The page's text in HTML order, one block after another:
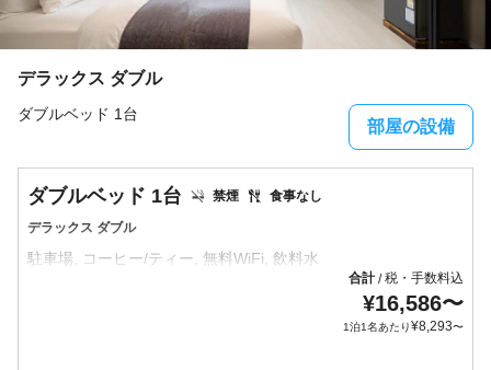
デラックス ダブル
ダブルベッド 1台
部屋の設備
デラックス ダブル
禁煙 食事なし
ダブルベッド 1台
合計/税・手数料込
¥16,586〜
1泊1名あたり¥8,293〜